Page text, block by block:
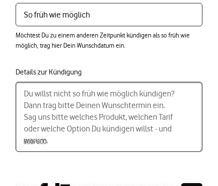
Möchtest Du zu einem anderen Zeitpunkt kündigen als so früh wie
möglich, trag hier Dein Wunschdatum ein.
Details zur Kündigung
800/800